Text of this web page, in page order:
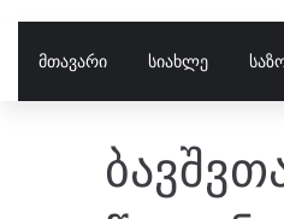
ᲛᲗᲐᲕᲐᲠᲘ ᲡᲘᲐᲮᲚᲔ